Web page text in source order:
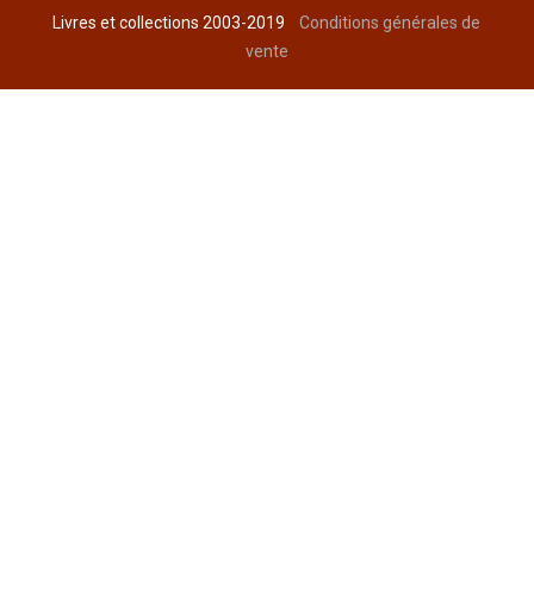
Livres et collections 2003-2019Conditions générales de
vente